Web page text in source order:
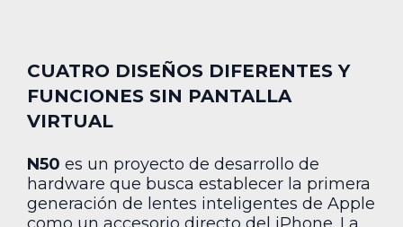
CUATRO DISEÑOS DIFERENTES Y
FUNCIONES SIN PANTALLA
VIRTUAL
N50 es un proyecto de desarrollo de
hardware que busca establecer la primera
generación de lentes inteligentes de Apple